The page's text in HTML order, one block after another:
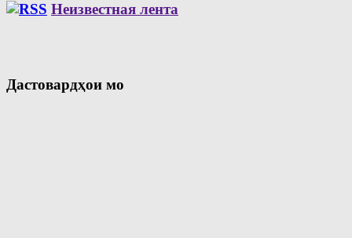
Неизвестная лента
Дастовардҳои мо